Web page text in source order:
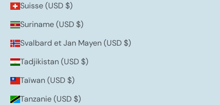
Suisse (USD $)
Suriname (USD $)
Svalbard et Jan Mayen (USD $)
Tadjikistan (USD $)
Taïwan (USD $)
Tanzanie (USD $)